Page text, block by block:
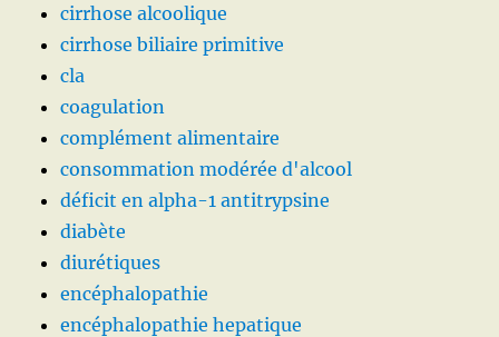
cirrhose alcoolique
cirrhose biliaire primitive
cla
coagulation
complément alimentaire
consommation modérée d'alcool
déficit en alpha-1 antitrypsine
diabète
diurétiques
encéphalopathie
encéphalopathie hepatique